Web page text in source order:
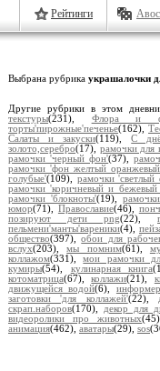
Рейтинги
Выбрана рубрика украшалочки
Другие рубрики в этом
текстуры(231), Флора и
торты'пирожные'печенье(162),
Салаты и закуски(119),С
золото,серебро(17), рамочки для
рамочки 'черный фон'(37),
рамочки 'фон желтый
голубые'(109), рамочки 'светлый
рамочки 'коричневый и
рамочки 'блокноты'(19),
юмор(71), Православие(46),
позируют дети png(22),
пельмени'манты'вареники(4),
общество(397),обои для
вслух(203),мы помним(61),
коллажом(331),мои рамочки
кумиры(54), кулинарная книга
котоматрица(67),коллажи(21),
движущейся водой(6),
заготовки 'для коллажей'(22),
скрап.наборов(170), декор для
видеоролики про животных
анимация(462), аватары(29), sos